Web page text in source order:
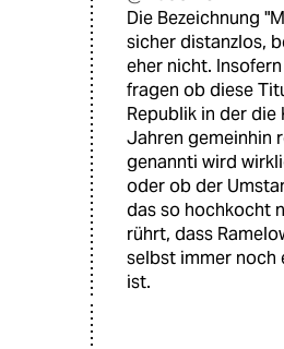
Die Bezeichnung
sicher distanzlos,
eher nicht.
fragen ob diese
Republik in der die
Jahren gemeinhin
genannti wird
oder ob der
das so hochkocht
rührt, dass
selbst immer noch
ist.